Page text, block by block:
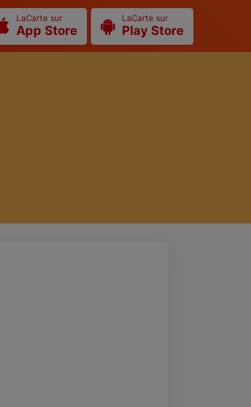
LaCarte sur
App Store
LaCarte sur
Play Store